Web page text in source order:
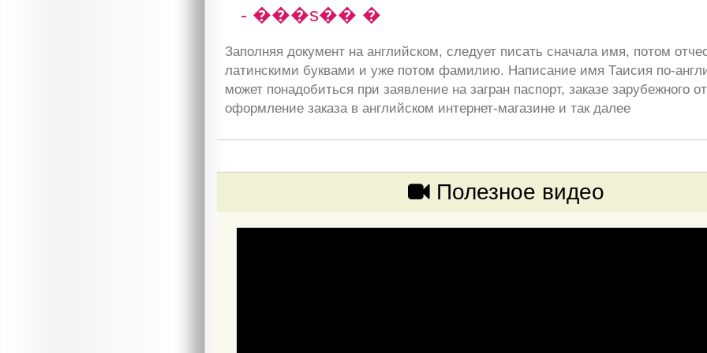
- ���s�� �
Заполняя документ на английском, следует писать сначала имя, потом
латинскими буквами и уже потом фамилию. Написание имя Таисия по-
может понадобиться при заявление на загран паспорт, заказе зарубежного
оформление заказа в английском интернет-магазине и так далее
Полезное видео